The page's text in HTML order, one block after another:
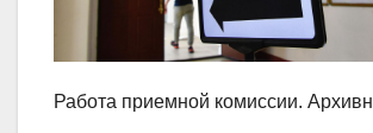
Работа приемной комиссии.